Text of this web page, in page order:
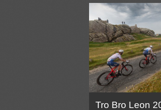
Tro Bro Leon